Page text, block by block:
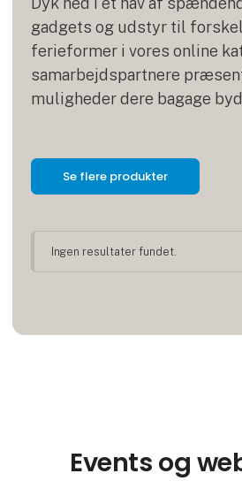
Ingen resultater fundet.
gadgets og udstyr til
ferieformer i vores online
samarbejdspartnere
muligheder dere bagage
Se flere produkter
Events og